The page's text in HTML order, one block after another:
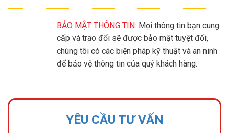
BẢO MẬT THÔNG TIN: Mọi thông tin bạn cung
cấp và trao đổi sẽ được bảo mật tuyệt đối,
chúng tôi có các biện pháp kỹ thuật và an ninh
để bảo vệ thông tin của quý khách hàng.
YÊU CẦU TƯ VẤN